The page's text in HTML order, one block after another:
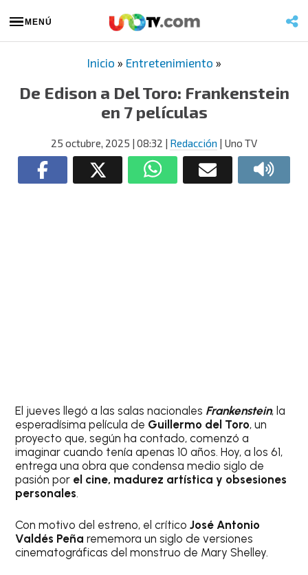
MENÚ
Inicio » Entretenimiento »
De Edison a Del Toro: Frankenstein
en 7 películas
25 octubre, 2025 | 08:32 | Redacción | Uno TV
El jueves llegó a las salas nacionales Frankenstein, la
esperadísima película de Guillermo del Toro, un
proyecto que, según ha contado, comenzó a
imaginar cuando tenía apenas 10 años. Hoy, a los 61,
entrega una obra que condensa medio siglo de
pasión por el cine, madurez artística y obsesiones
personales.
Con motivo del estreno, el críticoJosé Antonio
Valdés Peña rememora un siglo de versiones
cinematográficas del monstruo de Mary Shelley.